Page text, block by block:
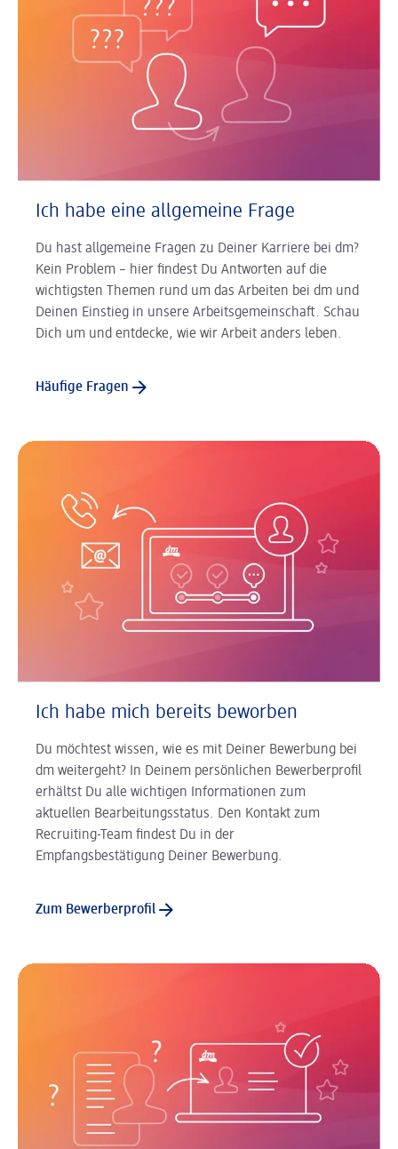
Ich habe eine allgemeine Frage
Du hast allgemeine Fragen zu Deiner Karriere bei dm?
Kein Problem – hier findest Du Antworten auf die
wichtigsten Themen rund um das Arbeiten bei dm und
Deinen Einstieg in unsere Arbeitsgemeinschaft. Schau
Dich um und entdecke, wie wir Arbeit anders leben.
Häufige Fragen
Ich habe mich bereits beworben
Du möchtest wissen, wie es mit Deiner Bewerbung bei
dm weitergeht? In Deinem persönlichen Bewerberprofil
erhältst Du alle wichtigen Informationen zum
aktuellen Bearbeitungsstatus. Den Kontakt zum
Recruiting-Team findest Du in der
Empfangsbestätigung Deiner Bewerbung.
Zum Bewerberprofil